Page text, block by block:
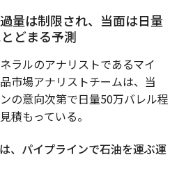
量は制限され、当面は日量
どまる予測
ラルのアナリストであるマイ
市場アナリストチームは、当
の意向次第で日量50万バレル程
積もっている。
、パイプラインで石油を運ぶ運